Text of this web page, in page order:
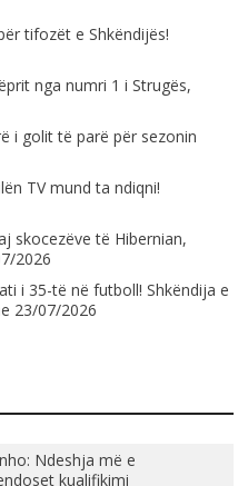
tifozët e Shkëndijës!
nga numri 1 i Strugës,
i golit të parë për sezonin
TV mund ta ndiqni!
skocezëve të Hibernian,
2026
i 35-të në futboll! Shkëndija e
23/07/2026
Ndeshja më e
kualifikimi